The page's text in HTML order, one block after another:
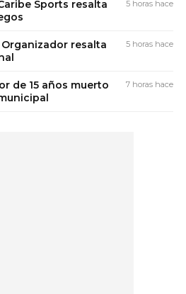
Sports resalta
5 horas hace
resalta
5 horas hace
de 15 años muerto
7 horas hace